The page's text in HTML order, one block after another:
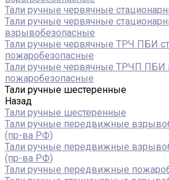
Тали ручные червячные
Тали ручные червячные
взрывобезопасные
Тали ручные червячные ТРЧ ПБИ
пожаробезопасные
Тали ручные червячные ТРЧП
пожаробезопасные
Тали ручные шестеренные
Назад
Тали ручные шестеренные
Тали ручные передвижные
(пр-ва РФ)
Тали ручные передвижные
(пр-ва РФ)
Тали ручные передвижные